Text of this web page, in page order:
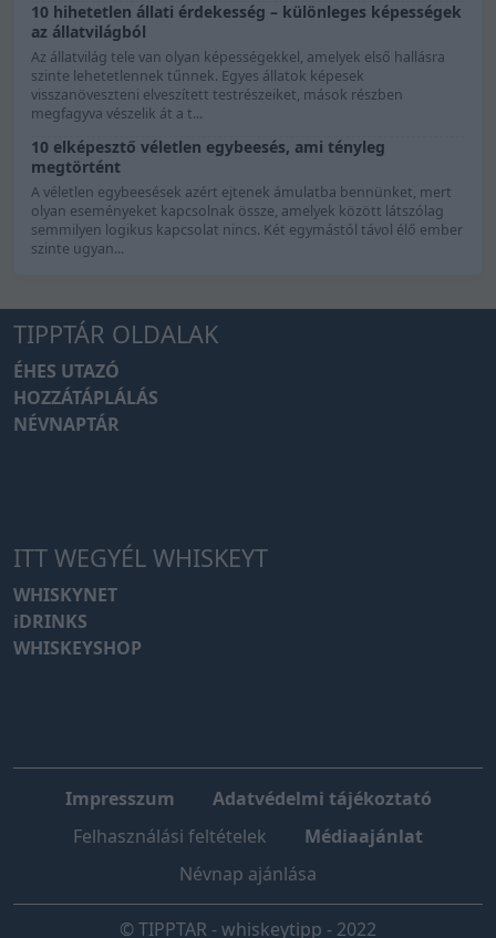
10 hihetetlen állati érdekesség – különleges képességek
az állatvilágból
Az állatvilág tele van olyan képességekkel, amelyek első hallásra
szinte lehetetlennek tűnnek. Egyes állatok képesek
visszanöveszteni elveszített testrészeiket, mások részben
megfagyva vészelik át a t...
10 elképesztő véletlen egybeesés, ami tényleg
megtörtént
A véletlen egybeesések azért ejtenek ámulatba bennünket, mert
olyan eseményeket kapcsolnak össze, amelyek között látszólag
semmilyen logikus kapcsolat nincs. Két egymástól távol élő ember
szinte ugyan...
TIPPTÁR OLDALAK
ÉHES UTAZÓ
HOZZÁTÁPLÁLÁS
NÉVNAPTÁR
ITT WEGYÉL WHISKEYT
WHISKYNET
iDRINKS
WHISKEYSHOP
Impresszum
Adatvédelmi tájékoztató
Felhasználási feltételek
Médiaajánlat
Névnap ajánlása
© TIPPTAR - whiskeytipp - 2022